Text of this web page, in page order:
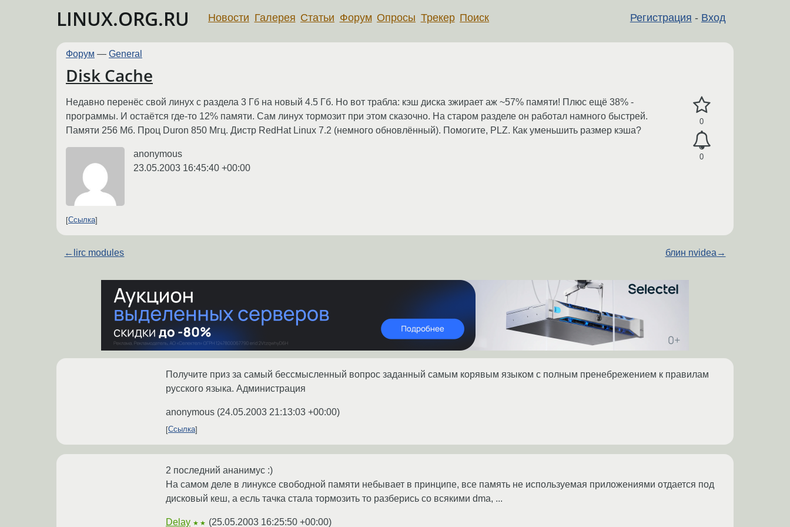
LINUX.ORG.RU Регистрация - Вход
Новости Галерея Статьи Форум Опросы Трекер Поиск
Форум — General
Disk Cache
0
0
Недавно перенёс свой линух с раздела 3 Гб на новый 4.5 Гб. Но вот трабла: кэш диска зжирает аж ~57% памяти! Плюс ещё 38% -
программы. И остаётся где-то 12% памяти. Сам линух тормозит при этом сказочно. На старом разделе он работал намного быстрей.
Памяти 256 Мб. Проц Duron 850 Мгц. Дистр RedHat Linux 7.2 (немного обновлённый). Помогите, PLZ. Как уменьшить размер кэша?
anonymous
23.05.2003 16:45:40 +00:00
Ссылка
← lirc modules блин nvidea →
Получите приз за самый бессмысленный вопрос заданный самым корявым языком с полным пренебрежением к правилам
русского языка. Администрация
anonymous (24.05.2003 21:13:03 +00:00)
Ссылка
2 последний ананимус :)
На самом деле в линуксе свободной памяти небывает в принципе, все память не используемая приложениями отдается под
дисковый кеш, а есль тачка стала тормозить то разберись со всякими dma, ...
Delay ★★ (25.05.2003 16:25:50 +00:00)